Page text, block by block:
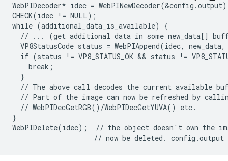
WebPIDecoder* idec =
CHECK(idec != NULL);
while (additional_data_is_available) {
// ... (get additional data in some new_data[]
VP8StatusCode status = WebPIAppend(idec,
if (status != VP8_STATUS_OK && status !=
    break;
  }
// The above call decodes the current available
// Part of the image can now be refreshed by
  // WebPIDecGetRGB()/WebPIDecGetYUVA() etc.
}
WebPIDelete(idec);  // the object doesn't own the